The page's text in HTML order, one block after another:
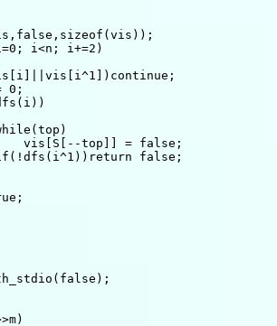
i<n; i+=2)
0;
vis[S[--top]] = false;
false;